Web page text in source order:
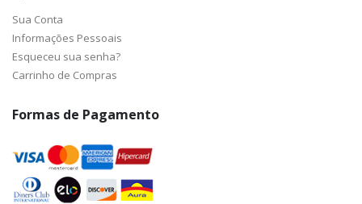
Sua Conta
Informações Pessoais
Esqueceu sua senha?
Carrinho de Compras
Formas de Pagamento